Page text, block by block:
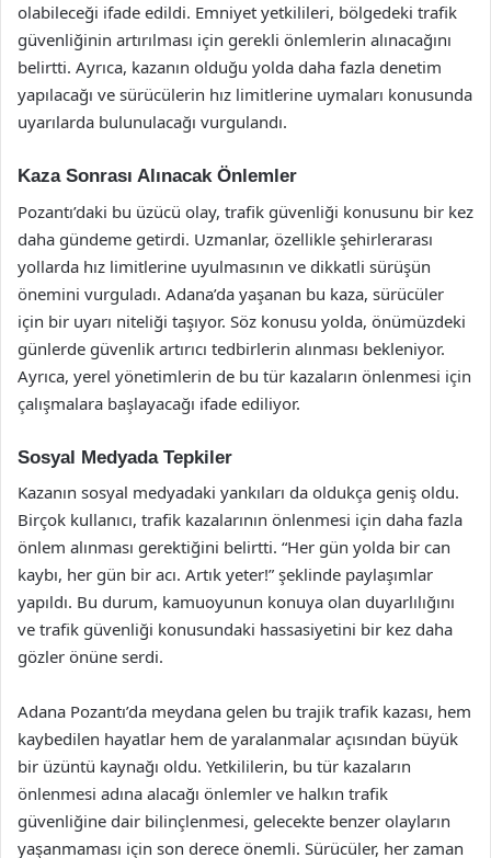
olabileceği ifade edildi. Emniyet yetkilileri, bölgedeki trafik
güvenliğinin artırılması için gerekli önlemlerin alınacağını
belirtti. Ayrıca, kazanın olduğu yolda daha fazla denetim
yapılacağı ve sürücülerin hız limitlerine uymaları konusunda
uyarılarda bulunulacağı vurgulandı.
Kaza Sonrası Alınacak Önlemler
Pozantı’daki bu üzücü olay, trafik güvenliği konusunu bir kez
daha gündeme getirdi. Uzmanlar, özellikle şehirlerarası
yollarda hız limitlerine uyulmasının ve dikkatli sürüşün
önemini vurguladı. Adana’da yaşanan bu kaza, sürücüler
için bir uyarı niteliği taşıyor. Söz konusu yolda, önümüzdeki
günlerde güvenlik artırıcı tedbirlerin alınması bekleniyor.
Ayrıca, yerel yönetimlerin de bu tür kazaların önlenmesi için
çalışmalara başlayacağı ifade ediliyor.
Sosyal Medyada Tepkiler
Kazanın sosyal medyadaki yankıları da oldukça geniş oldu.
Birçok kullanıcı, trafik kazalarının önlenmesi için daha fazla
önlem alınması gerektiğini belirtti. “Her gün yolda bir can
kaybı, her gün bir acı. Artık yeter!” şeklinde paylaşımlar
yapıldı. Bu durum, kamuoyunun konuya olan duyarlılığını
ve trafik güvenliği konusundaki hassasiyetini bir kez daha
gözler önüne serdi.
Adana Pozantı’da meydana gelen bu trajik trafik kazası, hem
kaybedilen hayatlar hem de yaralanmalar açısından büyük
bir üzüntü kaynağı oldu. Yetkililerin, bu tür kazaların
önlenmesi adına alacağı önlemler ve halkın trafik
güvenliğine dair bilinçlenmesi, gelecekte benzer olayların
yaşanmaması için son derece önemli. Sürücüler, her zaman